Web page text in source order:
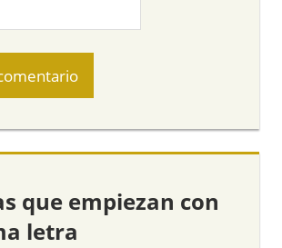
que empiezan con
letra